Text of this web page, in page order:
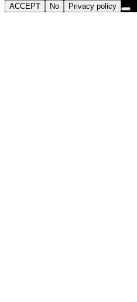
ACCEPT No Privacy policy